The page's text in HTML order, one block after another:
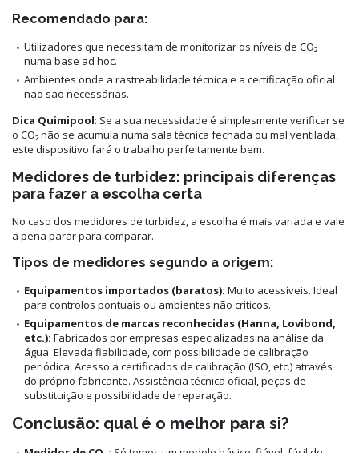
Recomendado para:
Utilizadores que necessitam de monitorizar os níveis de CO₂
numa base ad hoc.
Ambientes onde a rastreabilidade técnica e a certificação oficial
não são necessárias.
Dica Quimipool: Se a sua necessidade é simplesmente verificar se
o CO₂ não se acumula numa sala técnica fechada ou mal ventilada,
este dispositivo fará o trabalho perfeitamente bem.
Medidores de turbidez: principais diferenças
para fazer a escolha certa
No caso dos medidores de turbidez, a escolha é mais variada e vale
a pena parar para comparar.
Tipos de medidores segundo a origem:
Equipamentos importados (baratos): Muito acessíveis. Ideal
para controlos pontuais ou ambientes não críticos.
Equipamentos de marcas reconhecidas (Hanna, Lovibond,
etc.): Fabricados por empresas especializadas na análise da
água. Elevada fiabilidade, com possibilidade de calibração
periódica. Acesso a certificados de calibração (ISO, etc.) através
do próprio fabricante. Assistência técnica oficial, peças de
substituição e possibilidade de reparação.
Conclusão: qual é o melhor para si?